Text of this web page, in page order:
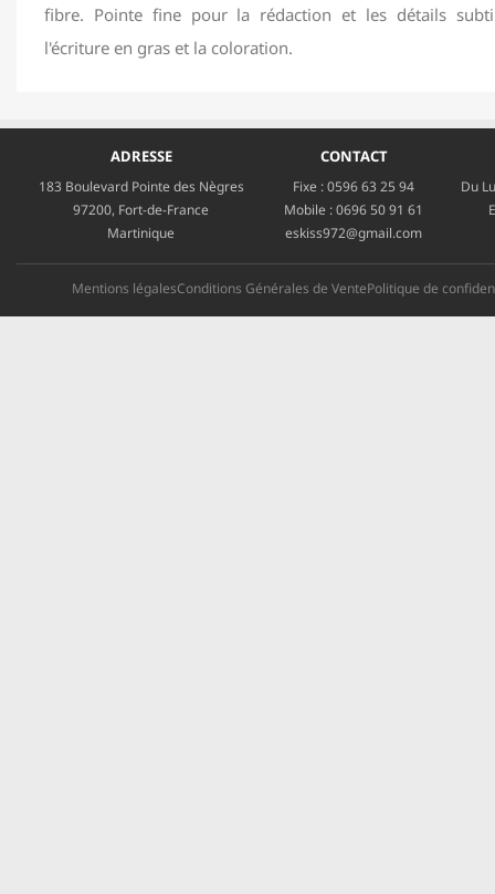
fibre. Pointe fine pour la rédaction et les détails
l'écriture en gras et la coloration.
ADRESSE
183 Boulevard Pointe des Nègres
97200, Fort-de-France
Martinique
CONTACT
Fixe :0596 63 25 94
Mobile :0696 50 91 61
eskiss972@gmail.com
Du
Mentions légalesConditions Générales de VentePolitique de